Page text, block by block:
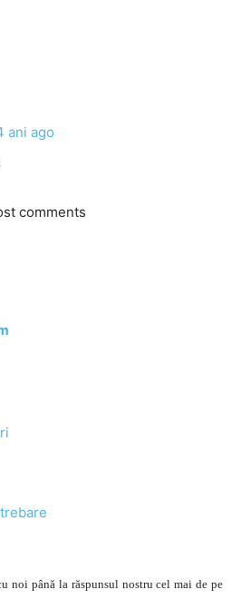
ani ago
comments
noi până la răspunsul nostru cel mai de pe